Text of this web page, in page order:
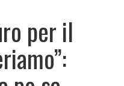
per il